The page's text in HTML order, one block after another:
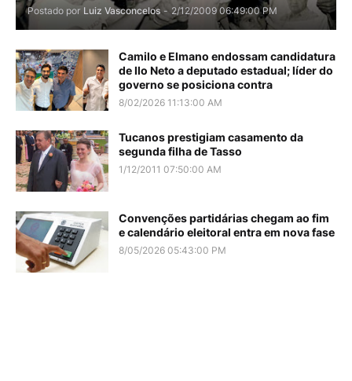
Postado por Luiz Vasconcelos - 2/12/2009 06:49:00 PM
Camilo e Elmano endossam candidatura
de Ilo Neto a deputado estadual; líder do
governo se posiciona contra
8/02/2026 11:13:00 AM
Tucanos prestigiam casamento da
segunda filha de Tasso
1/12/2011 07:50:00 AM
Convenções partidárias chegam ao fim
e calendário eleitoral entra em nova fase
8/05/2026 05:43:00 PM